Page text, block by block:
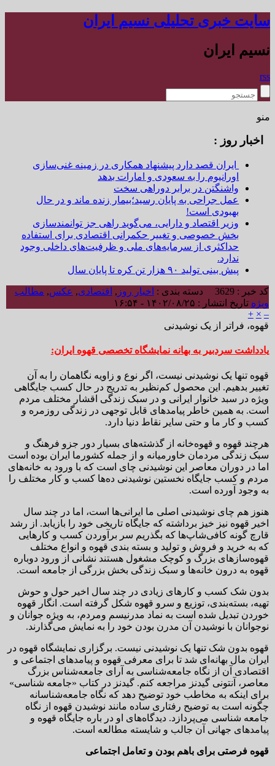
سایت خبری تحلیلی نسیم ایران
نسیم ایران
rss
منو
اخبار روز :
ایران قصد دارد پیشنهاد همکاری در زمینه غنی‌سازی
اورانیوم را به سعودی و امارات بدهد
واشنگتن در برابر دوراهی سخت
عمل جراحی به پایان رسید؛بیمار زنده ماند و در حال
بهبودی است!
وزیر اقتصاد و دارایی، می‌گوید راهی جز توانمندسازی
بخش خصوصی و تغییر حکمرانی اقتصادی برای استفاده
حداکثری از سرمایه‌های ملی و ظرفیت‌های داخلی وجود
ندارد.
پیش بینی تولید ۹۰ هزار تن کره تا پایان سال
کد خبر : 3629 دسته بندی : اخبار روز , اقتصادی, عکس, مطالب
ویژه تاریخ انتشار : ۱۴۰۲/۰۸/۲۵ - ۱۶:۵۴
–
×
+
قهوه، فراتر از یک نوشیدنی
یادداشت سردبیر به بهانه نمایشگاه تخصصی قهوه ایران:
قهوه تنها یک نوشیدنی نیست، اگر نوع و زاویه نگاهمان را به آن
تغییر بدهیم. این محصول کم‌نظیر به تدریج در حال کسب جایگاهی
ویژه در سبد خانوار ایرانی و در سبک زندگی اقشار مختلف مردم
است. به همین خاطر پیامدهای قابل توجهی در زندگی روزمره و
کسب و کار ما و حتی سایر نقاط دنیا دارد.
هرچند قهوه و قهوه‌خانه از گذشته‌های بسیار دور جزو فرهنگ و
سبک زندگی مردمان خاورمیانه و از جمله کشورما ایران بوده است
اما در دوران معاصر این نوشیدنی چای است که با ورود به خانه‌های
مردم و کسب جایگاه نخستین نوشیدنی ده‌ها کسب و کار مختلف را
به وجود آورده است.
هنوز هم چای نوشیدنی اصلی ما ایرانی‌ها است، اما در چند سال
اخیر قهوه نیز خیز برداشته که جایگاه تاریخی خود را بازیابد. از رشد
قارچ گونه کافی‌شاپ‌ها که بگذریم سر برآوردن کسب و کارهایی
که به خرید و فروش و تولید و بسته بندی قهوه و انواع مختلف
قهوه‌سازهای بزرگ و کوچک مشغول هستند نشانی از ورود دوباره
قهوه به درون خانه‌ها و سبک زندگی بخش بزرگی از جامعه است.
بدون شک کسب و کارهای زیادی در چند سال اخیر حول و حوش
تهیه، بسته‌بندی، توزیع و سرو قهوه شکل گرفته است. انگار قهوه
خوردن تبدیل شده است به نماد مدرنیسم ومردم، به ویژه جوانان و
نوجوانان با نوشیدن آن مدرن بودن خود را به نمایش می‌گذارند.
قهوه بدون شک تنها یک نوشیدنی نیست. برگزاری نمایشگاه قهوه در
ایران مال بهانه‌ای شد تا برای معرفی قهوه و پیامدهای اجتماعی و
اقتصادی آن از نگاه جامعه‌شناسی به آرای جامعه‌شناس بزرگ
معاصر، آنتونی گیدنز مراجعه کنم. گیدنز در کتاب «جامعه شناسی»
برای اینکه به مخاطب خود توضیح دهد که نگاه جامعه‌شناسانه
چگونه است به توضیح رفتاری ساده مانند نوشیدن قهوه از نگاه
جامعه شناسی می‌پردازد. دیدگاه‌های او در باره جایگاه قهوه و
پیامدهای جهانی آن جالب و شایسته مطالعه است.
قهوه فرصتی برای باهم بودن و تعامل اجتماعی